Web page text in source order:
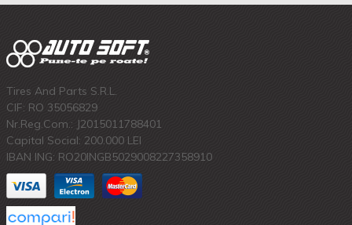
Tires And Parts S.R.L.
CIF: RO 35056829
Nr.Reg.Com.: J2015011788401
Capital Social: 200.000 LEI
IBAN ING: RO20INGB5029008227358910